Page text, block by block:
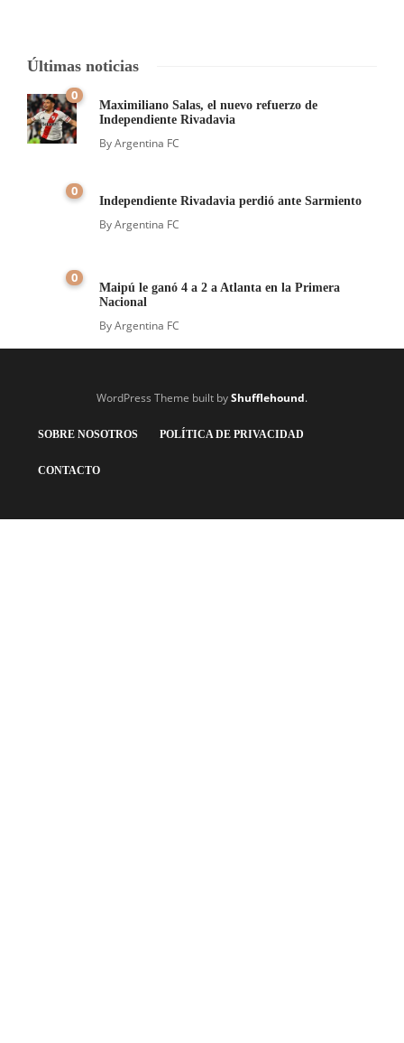
Últimas noticias
0
Maximiliano Salas, el nuevo refuerzo de
Independiente Rivadavia
ByArgentina FC
0
Independiente Rivadavia perdió ante Sarmiento
ByArgentina FC
0
Maipú le ganó 4 a 2 a Atlanta en la Primera
Nacional
ByArgentina FC
WordPress Theme built byShufflehound.
SOBRE NOSOTROS POLÍTICA DE PRIVACIDAD
CONTACTO